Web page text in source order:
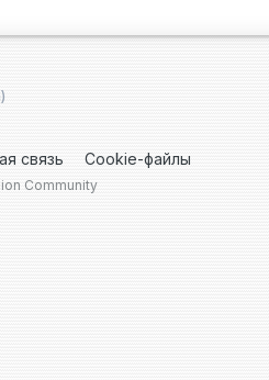
связь Cookie-файлы
Community